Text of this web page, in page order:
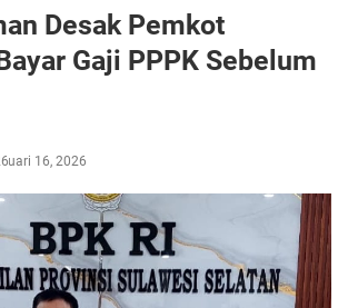
Desak Pemkot
Gaji PPPK Sebelum
16, 2026